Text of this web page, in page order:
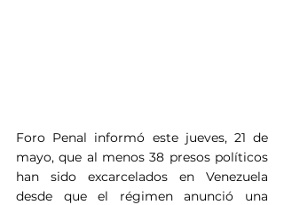
Foro Penal informó este jueves, 21 de
mayo, que al menos 38 presos políticos
han sido excarcelados en Venezuela
desde que el régimen anunció una